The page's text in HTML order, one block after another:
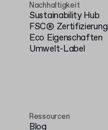
Nachhaltigkeit
Sustainability Hub
FSC® Zertifizierung
Eco Eigenschaften
Umwelt-Label
Ressourcen
Blog